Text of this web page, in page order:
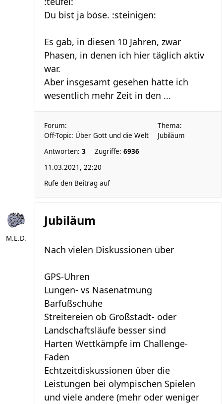
Du bist ja böse. :steinigen:
Es gab, in diesen 10 Jahren, zwar
Phasen, in denen ich hier täglich aktiv
war.
Aber insgesamt gesehen hatte ich
wesentlich mehr Zeit in den ...
Forum:
Off-Topic: Über Gott und die Welt
Thema:
Jubiläum
Antworten: 3 Zugriffe: 6936
11.03.2021, 22:20
Rufe den Beitrag auf
M.E.D.
Jubiläum
Nach vielen Diskussionen über
GPS-Uhren
Lungen- vs Nasenatmung
Barfußschuhe
Streitereien ob Großstadt- oder
Landschaftsläufe besser sind
Harten Wettkämpfe im Challenge-
Faden
Echtzeitdiskussionen über die
Leistungen bei olympischen Spielen
und viele andere (mehr oder weniger